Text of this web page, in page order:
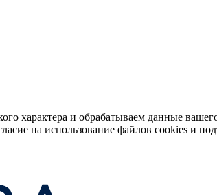
характера и обрабатываем данные
на использование файлов cookies и